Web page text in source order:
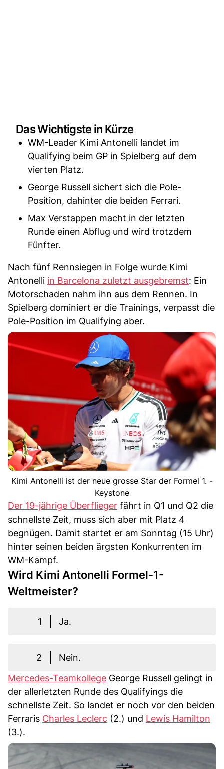
Das Wichtigste in Kürze
WM-Leader Kimi Antonelli landet im
Qualifying beim GP in Spielberg auf dem
vierten Platz.
George Russell sichert sich die Pole-
Position, dahinter die beiden Ferrari.
Max Verstappen macht in der letzten
Runde einen Abflug und wird trotzdem
Fünfter.
Nach fünf Rennsiegen in Folge wurde Kimi
Antonelli in Barcelona zuletzt ausgebremst: Ein
Motorschaden nahm ihn aus dem Rennen. In
Spielberg dominiert er die Trainings, verpasst die
Pole-Position im Qualifying aber.
Kimi Antonelli ist der neue grosse Star der Formel 1. -
Keystone
Der 19-jährige Überflieger fährt in Q1 und Q2 die
schnellste Zeit, muss sich aber mit Platz 4
begnügen. Damit startet er am Sonntag (15 Uhr)
hinter seinen beiden ärgsten Konkurrenten im
WM-Kampf.
Wird Kimi Antonelli Formel-1-
Weltmeister?
1 Ja.
2
Nein.
Mercedes-Teamkollege George Russell gelingt in
der allerletzten Runde des Qualifyings die
schnellste Zeit. So landet er noch vor den beiden
Ferraris Charles Leclerc (2.) und Lewis Hamilton
(3.).